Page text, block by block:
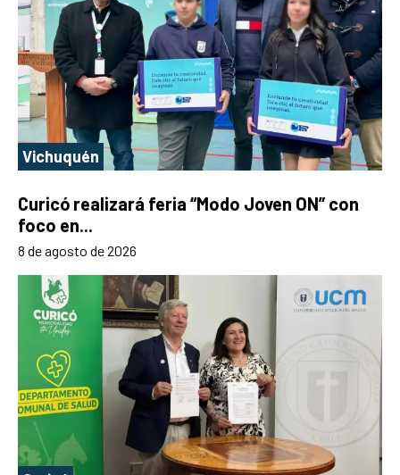
Vichuquén
Curicó realizará feria “Modo Joven ON” con
foco en...
8 de agosto de 2026